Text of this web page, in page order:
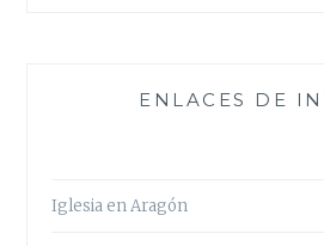
ENLACES DE
Iglesia en Aragón